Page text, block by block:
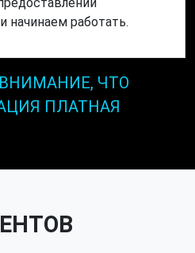
работать.
ЧТО
ПЛАТНАЯ